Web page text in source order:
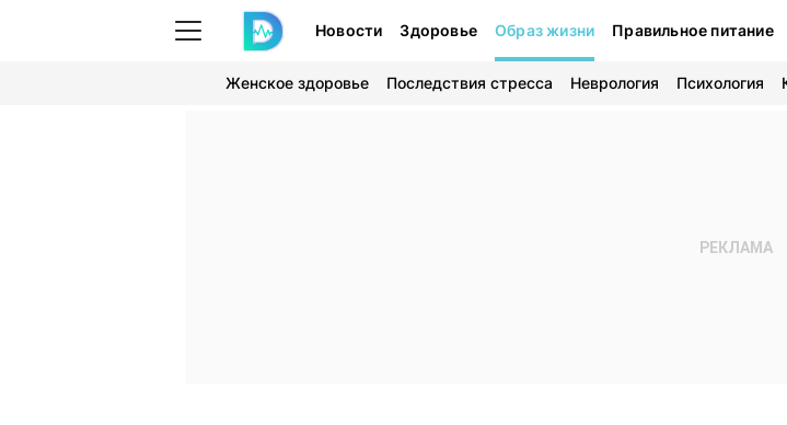
Новости Здоровье Образ жизни Правильное питание
Женское здоровье Последствия стресса Неврология Психология